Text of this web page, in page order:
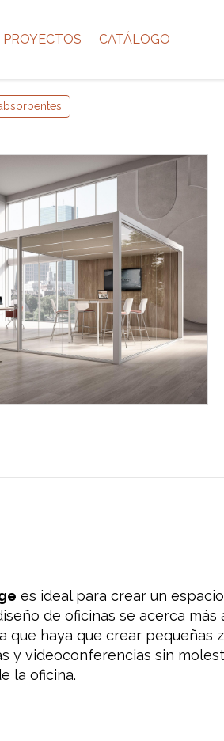
PROYECTOS CATÁLOGO
es ideal para crear un
de oficinas se acerca
que haya que crear pequeñas
y videoconferencias sin
la oficina.